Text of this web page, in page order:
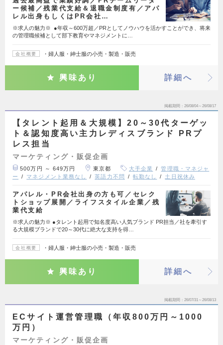
ー候補／残業代支給＆退職金制度有／アパ
レル出身もしくはPR会社…
※求人の魅力※ ●年収～600万超／PRとしてノウハウを活かすことができ、将来
の管理職候補として部下教育やマネジメントに…
会社概要 ・婦人服・紳士服の小売・製造・販売
興味あり 詳細へ
掲載期間 26/08/04～26/08/17
【タレント起用＆大規模】20～30代ターゲッ
ト＆認知度高い主力レディスブランド PRプ
レス担当
マーケティング・販促企画
500万円 ～ 649万円 東京都 大手企業
管理職・マネジャ
ー
マネジメント業務なし 英語力不問 転勤なし 土日祝休み
アパレル・PR会社出身の方も可／セレク
トショップ展開／ライフスタイル企業／残
業代支給
※求人の魅力※ ●タレント起用で知名度高い人気ブランド PR担当／社を牽引す
る大規模ブランドで20～30代に絶大な支持を得…
会社概要 ・婦人服・紳士服の小売・製造・販売
興味あり 詳細へ
掲載期間 26/07/31～26/08/13
ECサイト運営管理職（年収800万円～1000
万円）
マーケティング・販促企画